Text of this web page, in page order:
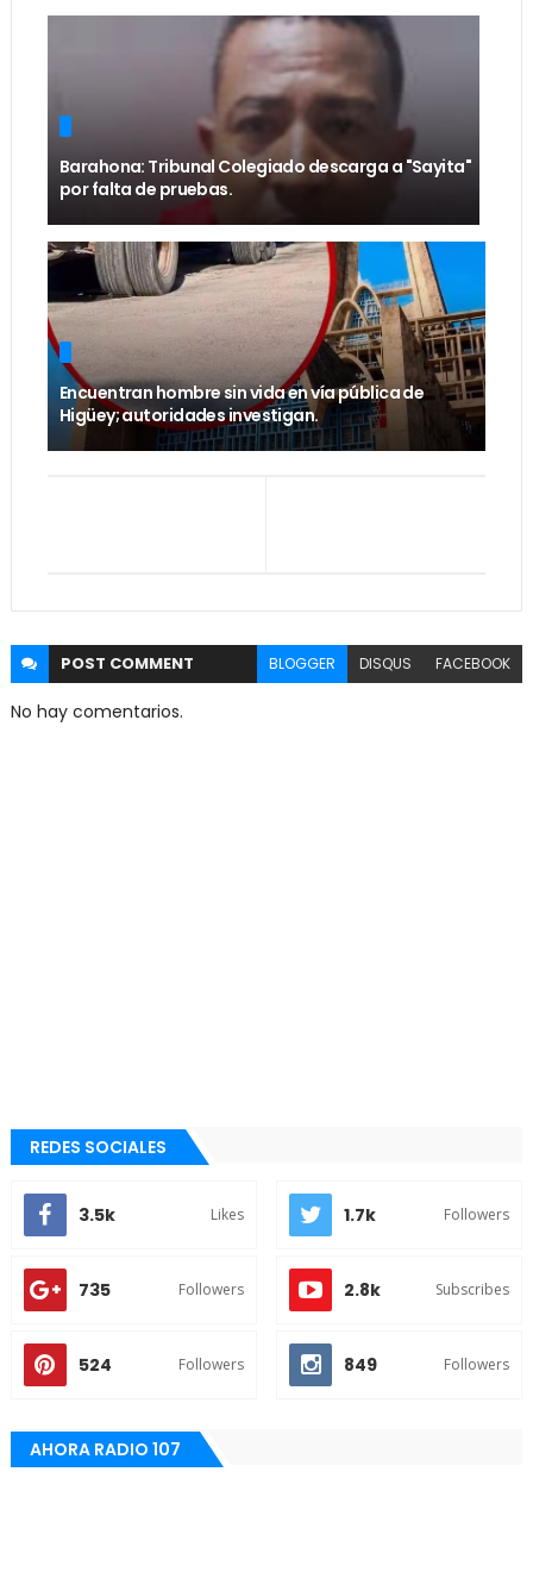
Barahona: Tribunal Colegiado descarga a "Sayita"
por falta de pruebas.
Encuentran hombre sin vida en vía pública de
Higüey; autoridades investigan.
POST COMMENT BLOGGER DISQUS FACEBOOK
No hay comentarios.
REDES SOCIALES
3.5k Likes 1.7k Followers
735 Followers 2.8k Subscribes
524 Followers 849 Followers
AHORA RADIO 107